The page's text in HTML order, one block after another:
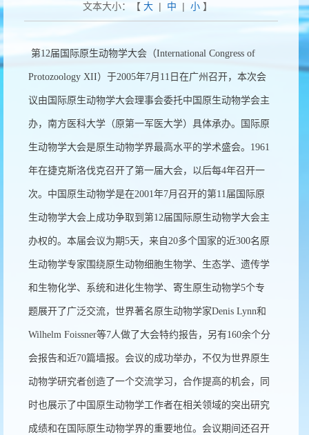
文本大小：【 大| 中 | 小】
第12届国际原生动物学大会（International Congress of
Protozoology XII）于2005年7月11日在广州召开，本次会
议由国际原生动物学大会理事会委托中国原生动物学会主
办，南方医科大学（原第一军医大学）具体承办。国际原
生动物学大会是原生动物学界最高水平的学术盛会。1961
年在捷克斯洛伐克召开了第一届大会，以后每4年召开一
次。中国原生动物学是在2001年7月召开的第11届国际原
生动物学大会上成功争取到第12届国际原生动物学大会主
办权的。本届会议为期5天，来自20多个国家的近300名原
生动物学专家围绕原生动物细胞生物学、生态学、遗传学
和生物化学、系统和进化生物学、寄生原生动物学5个专
题展开了广泛交流，世界著名原生动物学家Denis Lynn和
Wilhelm Foissner等7人做了大会特约报告，另有160余个分
会报告和近70篇墙报。会议的成功举办，不仅为世界原生
动物学研究者创造了一个交流学习，合作提高的机会，同
时也展示了中国原生动物学工作者在相关领域的突出研究
成绩和在国际原生动物学界的重要地位。会议期间还召开